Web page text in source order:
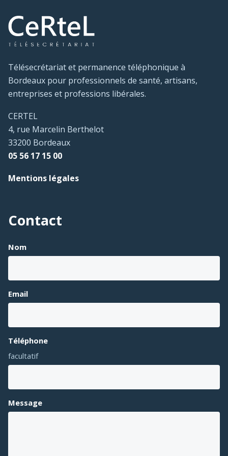
Télésecrétariat et permanence téléphonique à
Bordeaux pour professionnels de santé, artisans,
entreprises et professions libérales.
CERTEL
4, rue Marcelin Berthelot
33200 Bordeaux
05 56 17 15 00
Mentions légales
Contact
Nom
Email
Téléphone
facultatif
Message